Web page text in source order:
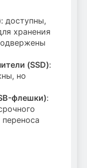
: доступны,
хранения
(SSD):
но
флешки):